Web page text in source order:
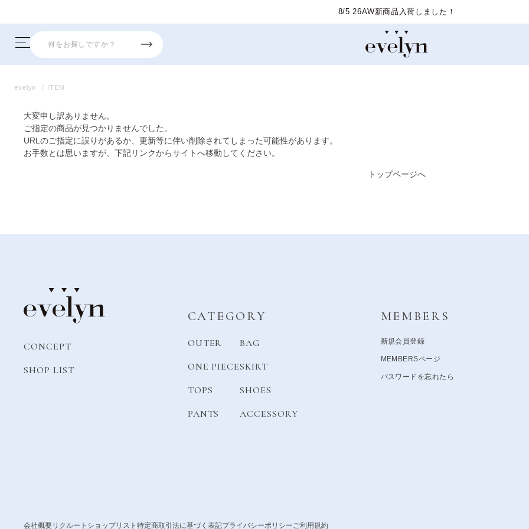
8/5 26AW新商品入荷しました！
evelyn ITEM
大変申し訳ありません。
ご指定の商品が見つかりませんでした。
URLのご指定に誤りがあるか、更新等に伴い削除されてしまった可能性があります。
お手数とは思いますが、下記リンクからサイトへ移動してください。
トップページへ
CONCEPT
SHOP LIST
CATEGORY
OUTER
ONE PIECE
TOPS
PANTS
BAG
SKIRT
SHOES
ACCESSORY
MEMBERS
新規会員登録
MEMBERSページ
パスワードを忘れたら
会社概要 リクルート ショップリスト 特定商取引法に基づく表記プライバシーポリシーご利用規約